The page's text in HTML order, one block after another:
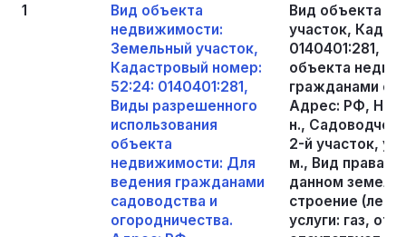
1
Вид объекта
недвижимости:
Земельный участок,
Кадастровый номер:
52:24: 0140401:281,
Виды разрешенного
использования
объекта
недвижимости: Для
ведения гражданами
садоводства и
огородничества.
Вид объекта
участок,
0140401:281,
объекта
гражданами
Адрес: РФ,
н.,
2-й участок,
м., Вид права:
данном
строение
услуги: газ,